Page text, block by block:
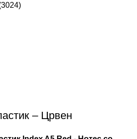
– Црвен